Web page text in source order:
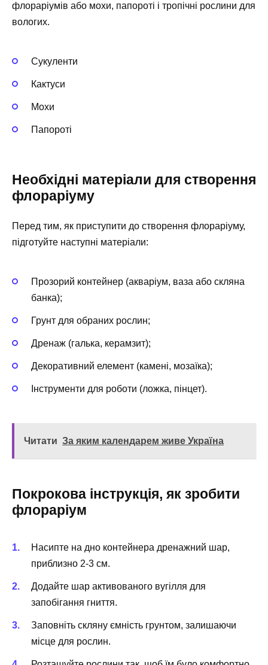
флораріумів або мохи, папороті і тропічні рослини для
вологих.
Сукуленти
Кактуси
Мохи
Папороті
Необхідні матеріали для створення
флораріуму
Перед тим, як приступити до створення флораріуму,
підготуйте наступні матеріали:
Прозорий контейнер (акваріум, ваза або скляна
банка);
Грунт для обраних рослин;
Дренаж (галька, керамзит);
Декоративний елемент (камені, мозаїка);
Інструменти для роботи (ложка, пінцет).
Читати За яким календарем живе Україна
Покрокова інструкція, як зробити
флораріум
Насипте на дно контейнера дренажний шар,
приблизно 2-3 см.
Додайте шар активованого вугілля для
запобігання гниття.
Заповніть скляну ємність грунтом, залишаючи
місце для рослин.